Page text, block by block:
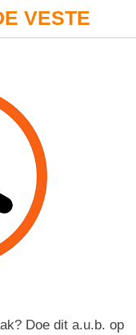
VESTE
Doe dit a.u.b. op